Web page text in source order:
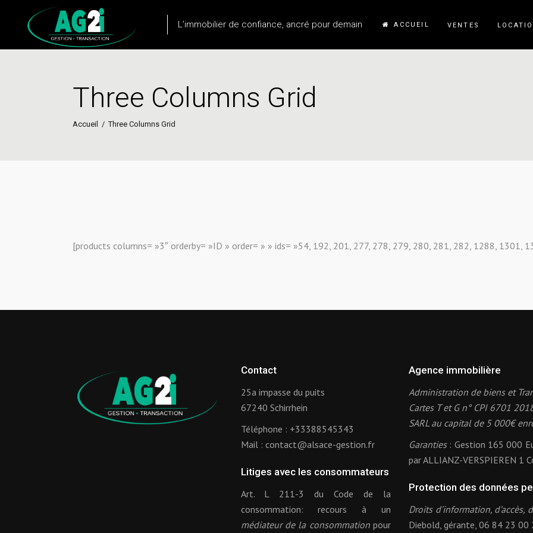
L’immobilier de confiance, ancré pour demain ACCUEIL VENTES
Three Columns Grid
Accueil /Three Columns Grid
[products columns= »3″ orderby= »ID » order= » » ids= »54, 192, 201, 277, 278, 279, 280, 281, 282, 1288, 1301,
Contact
25a impasse du puits
67240 Schirrhein
Téléphone : +33388545343
Mail : contact@alsace-gestion.fr
Litiges avec les consommateurs
Art. L 211-3 du Code de la
consommation: recours à un
médiateur de la consommationpour
Agence immobilière
Administration de biens et
Cartes T et G n° CPI 6701
SARL au capital de 5 000€
Garanties: Gestion 165 000
par ALLIANZ-VERSPIEREN 1
Protection des données
Droits d’information,
Diebold, gérante, 06 84 23